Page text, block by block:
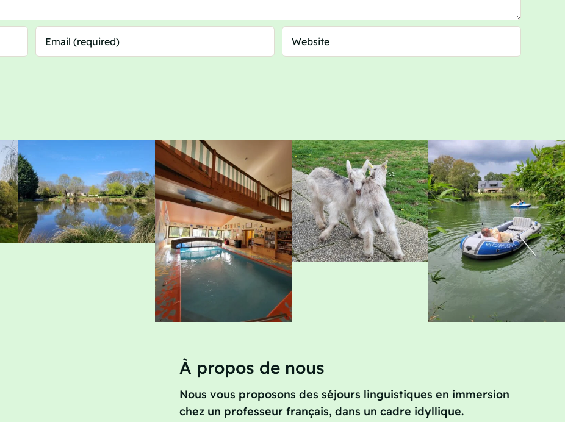
À propos de nous
Nous vous proposons des séjours linguistiques en immersion
chez un professeur français, dans un cadre idyllique.